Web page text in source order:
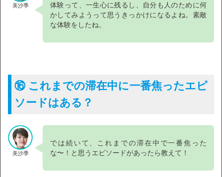
美沙季
体験って、一生心に残るし、自分も人のために何
かしてみようって思うきっかけになるよね。素敵
な体験をしたね。
⑯ これまでの滞在中に一番焦ったエピ
ソードはある？
美沙季
では続いて、これまでの滞在中で一番焦った
な〜！と思うエピソードがあったら教えて！